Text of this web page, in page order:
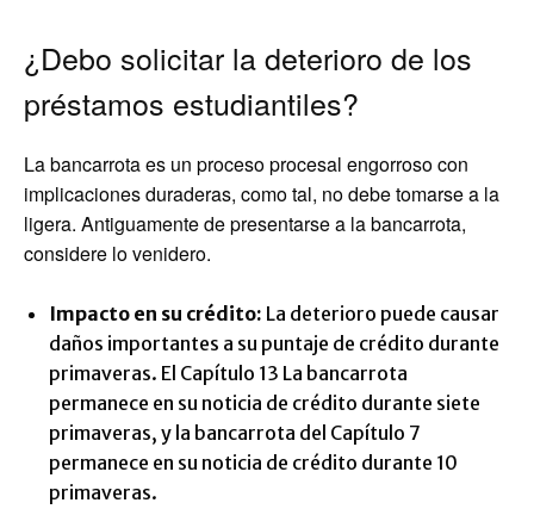
¿Debo solicitar la deterioro de los
préstamos estudiantiles?
La bancarrota es un proceso procesal engorroso con
implicaciones duraderas, como tal, no debe tomarse a la
ligera. Antiguamente de presentarse a la bancarrota,
considere lo venidero.
Impacto en su crédito: La deterioro puede causar
daños importantes a su puntaje de crédito durante
primaveras. El Capítulo 13 La bancarrota
permanece en su noticia de crédito durante siete
primaveras, y la bancarrota del Capítulo 7
permanece en su noticia de crédito durante 10
primaveras.